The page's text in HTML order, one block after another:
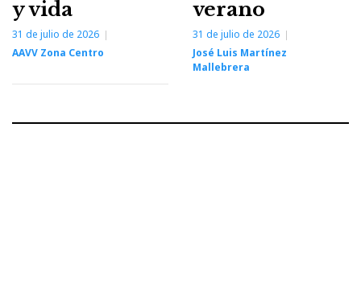
y vida
31 de julio de 2026
AAVV Zona Centro
verano
31 de julio de 2026
José Luis Martínez
Mallebrera